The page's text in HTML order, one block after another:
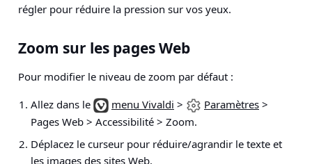
régler pour réduire la pression sur vos yeux.
Zoom sur les pages Web
Pour modifier le niveau de zoom par défaut :
Allez dans le
menu Vivaldi > Paramètres >
Pages Web > Accessibilité > Zoom.
Déplacez le curseur pour réduire/agrandir le texte et
les images des sites Web.